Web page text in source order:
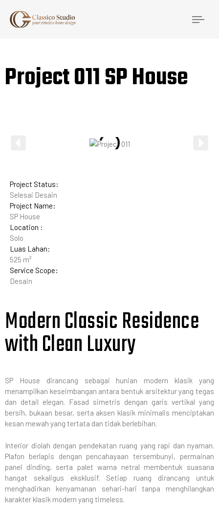
Project 011 SP House
Project Status:
Selesai Desain
Project Name:
SP House
Location :
Solo
Luas Lahan:
525 m²
Service Scope:
Desain
Modern Classic Residence
with Clean Luxury
SP House dirancang sebagai hunian modern klasik yang
menampilkan keseimbangan antara bentuk arsitektur yang tegas
dan detail elegan. Fasad simetris dengan garis vertikal yang
bersih, bukaan besar, serta aksen klasik minimalis menciptakan
kesan mewah yang tertata dan tidak berlebihan.
Interior diolah dengan pendekatan ruang yang rapi dan nyaman.
Plafon berlapis dengan pencahayaan tersembunyi, permainan
panel dinding, serta palet warna netral membentuk suasana
hangat sekaligus eksklusif. Setiap ruang dirancang untuk
menghadirkan kenyamanan sehari-hari tanpa menghilangkan
karakter klasik modern yang timeless.